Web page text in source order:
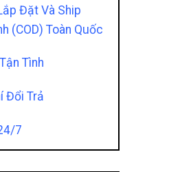
Đặt Và Ship
(COD) Toàn Quốc
Tình
Đổi Trả
7